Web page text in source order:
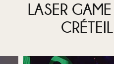
LASER